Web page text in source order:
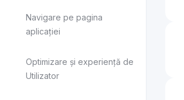
Navigare pe pagina
aplicației
Optimizare și experiență de
Utilizator